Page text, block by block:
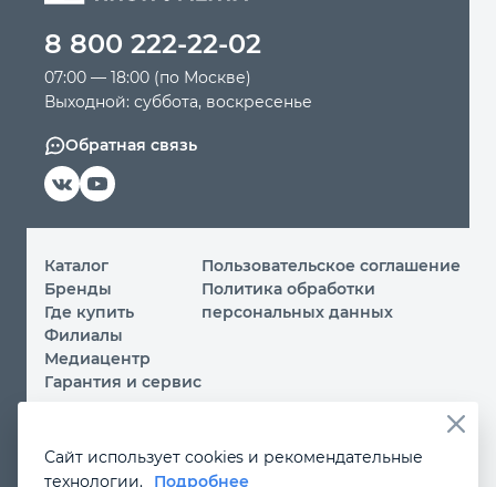
8 800 222-22-02
07:00 — 18:00 (по Москве)
Выходной: суббота, воскресенье
Обратная связь
Каталог
Бренды
Где купить
Филиалы
Медиацентр
Гарантия и сервис
Пользовательское соглашение
Политика обработки
персональных данных
Вы принимаете условияполитики обработки
Сайт использует cookies и рекомендательные
технологии.
Подробнее